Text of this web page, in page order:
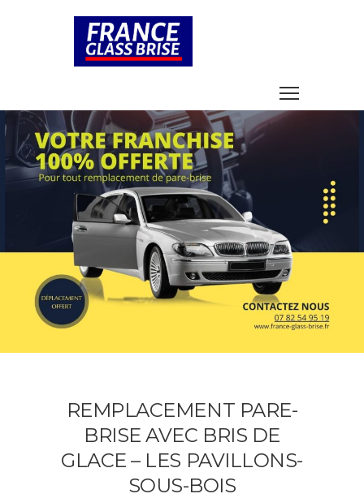
REMPLACEMENT PARE-
BRISE AVEC BRIS DE
GLACE – LES PAVILLONS-
SOUS-BOIS